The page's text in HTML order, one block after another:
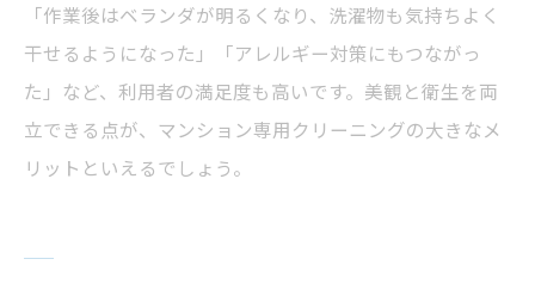
「作業後はベランダが明るくなり、洗濯物も気持ちよく
干せるようになった」「アレルギー対策にもつながっ
た」など、利用者の満足度も高いです。美観と衛生を両
立できる点が、マンション専用クリーニングの大きなメ
リットといえるでしょう。